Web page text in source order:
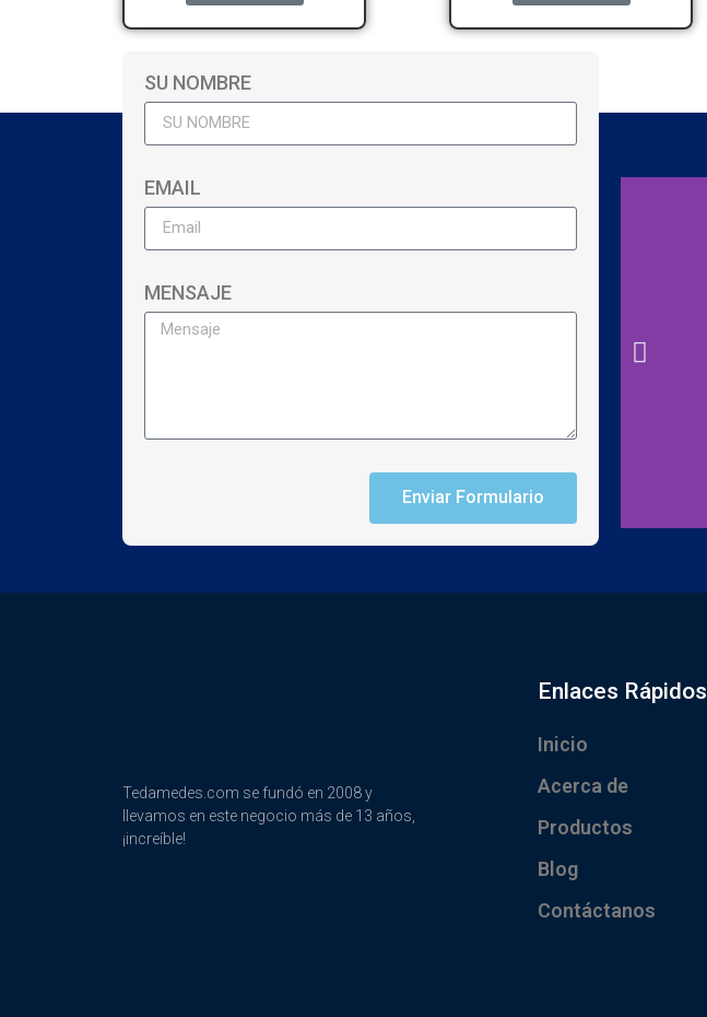
SU NOMBRE
EMAIL
MENSAJE
Enviar Formulario
Tedamedes.com se fundó en 2008 y
llevamos en este negocio más de 13 años,
¡increíble!
Enlaces Rápidos
Inicio
Acerca de
Productos
Blog
Contáctanos